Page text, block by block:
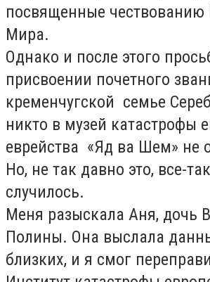
посвященные чествованию
Мира.
Однако и после этого
присвоении почетного
кременчугской семье
никто в музей катастрофы
еврейства «Яд ва Шем» не
Но, не так давно это, все-
случилось.
Меня разыскала Аня, дочь
Полины. Она выслала
близких, и я смог